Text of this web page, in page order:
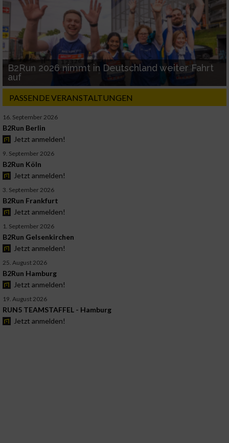
B2Run 2026 nimmt in Deutschland weiter Fahrt
auf
PASSENDE VERANSTALTUNGEN
16. September 2026
B2Run Berlin
Jetzt anmelden!
9. September 2026
B2Run Köln
Jetzt anmelden!
3. September 2026
B2Run Frankfurt
Jetzt anmelden!
1. September 2026
B2Run Gelsenkirchen
Jetzt anmelden!
25. August 2026
B2Run Hamburg
Jetzt anmelden!
19. August 2026
RUN5 TEAMSTAFFEL - Hamburg
Jetzt anmelden!